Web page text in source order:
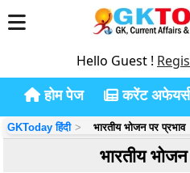
Hello Guest !
होम पेज करेंट अफेयर्स
GKToday हिंदी भारतीय भोजन पर प्रभाव
भारतीय